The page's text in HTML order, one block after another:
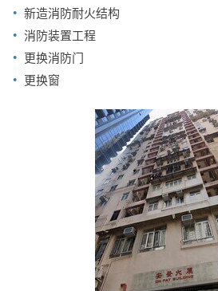
新造消防耐火结构
消防装置工程
更换消防门
更换窗